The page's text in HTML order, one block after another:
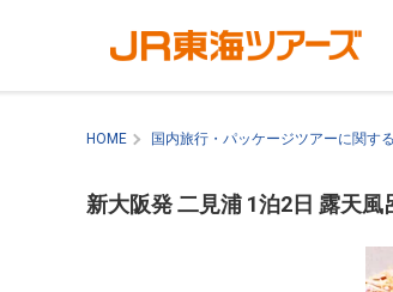
HOME 国内旅行・パッケージツアーに関す
新大阪発 二見浦 1泊2日 露天